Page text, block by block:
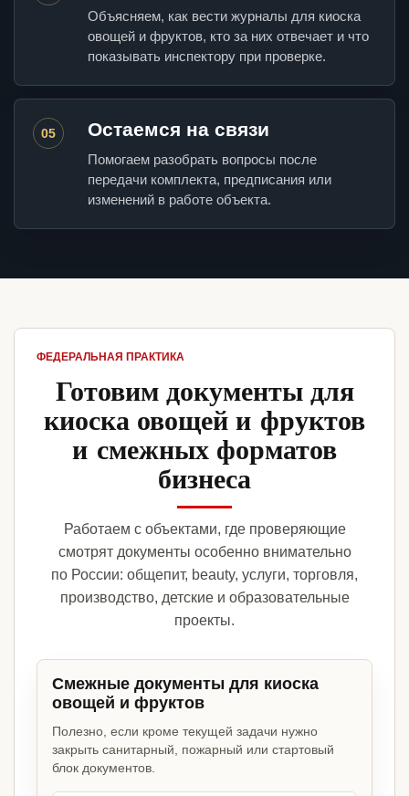
Объясняем, как вести журналы для киоска
овощей и фруктов, кто за них отвечает и что
показывать инспектору при проверке.
05 Остаемся на связи
Помогаем разобрать вопросы после
передачи комплекта, предписания или
изменений в работе объекта.
ФЕДЕРАЛЬНАЯ ПРАКТИКА
Готовим документы для
киоска овощей и фруктов
и смежных форматов
бизнеса
Работаем с объектами, где проверяющие
смотрят документы особенно внимательно
по России: общепит, beauty, услуги, торговля,
производство, детские и образовательные
проекты.
Смежные документы для киоска
овощей и фруктов
Полезно, если кроме текущей задачи нужно
закрыть санитарный, пожарный или стартовый
блок документов.